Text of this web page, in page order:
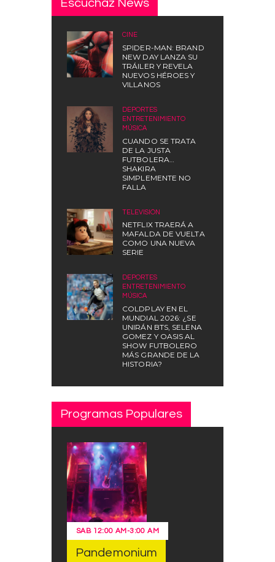
Escuchaz News
CINE
SPIDER-MAN: BRAND
NEW DAY LANZA SU
TRÁILER Y REVELA
NUEVOS HÉROES Y
VILLANOS
DEPORTES
ENTRETENIMIENTO
MÚSICA
CUANDO SE TRATA
DE LA JUSTA
FUTBOLERA…
SHAKIRA
SIMPLEMENTE NO
FALLA
TELEVISIÓN
NETFLIX TRAERÁ A
MAFALDA DE VUELTA
COMO UNA NUEVA
SERIE
DEPORTES
ENTRETENIMIENTO
MÚSICA
COLDPLAY EN EL
MUNDIAL 2026: ¿SE
UNIRÁN BTS, SELENA
GOMEZ Y OASIS AL
SHOW FUTBOLERO
MÁS GRANDE DE LA
HISTORIA?
Programas Populares
SAB 12:00 AM-3:00 AM
Pandemonium